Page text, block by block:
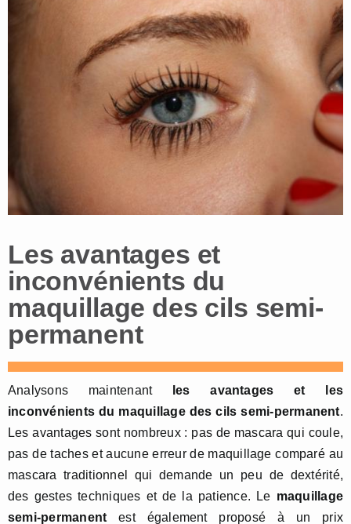
Les avantages et
inconvénients du
maquillage des cils semi-
permanent
Analysons maintenant
les avantages et les
inconvénients du maquillage des cils semi-permanent.
Les avantages sont nombreux : pas de mascara qui coule,
pas de taches et aucune erreur de maquillage comparé au
mascara traditionnel qui demande un peu de dextérité,
des gestes techniques et de la patience. Le maquillage
semi-permanent est également proposé à un prix